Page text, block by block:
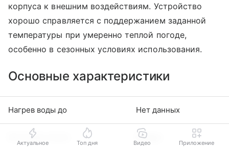
корпуса к внешним воздействиям. Устройство
хорошо справляется с поддержанием заданной
температуры при умеренно теплой погоде,
особенно в сезонных условиях использования.
Основные характеристики
Нагрев воды до Нет данных
Источник тепла Воздух
Актуальное Топ дня Видео Приложение